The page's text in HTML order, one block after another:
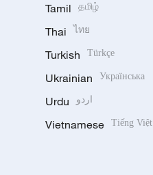
Tamil தமிழ்
Thai ไทย
Turkish Türkçe
Ukrainian Українська
Urdu اردو
Vietnamese Tiếng Việt